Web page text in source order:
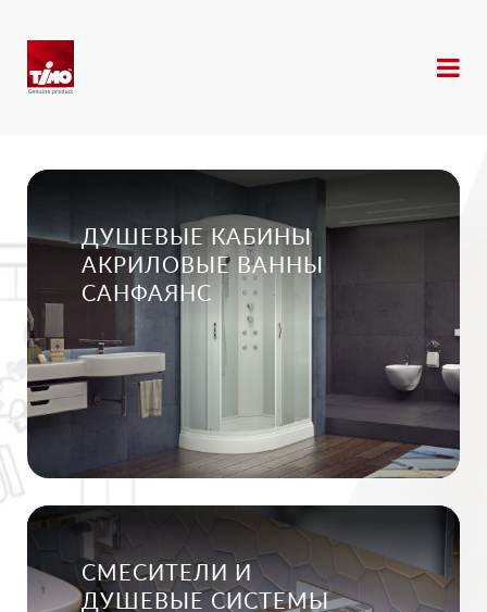
ДУШЕВЫЕ КАБИНЫ
АКРИЛОВЫЕ ВАННЫ
САНФАЯНС
СМЕСИТЕЛИ И
ДУШЕВЫЕ СИСТЕМЫ